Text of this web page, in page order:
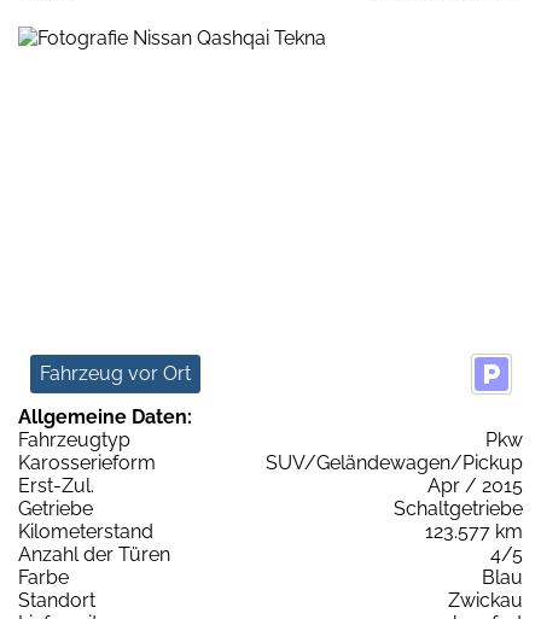
Fahrzeug vor Ort
Allgemeine Daten:
Fahrzeugtyp
Pkw
Karosserieform
SUV/Geländewagen/Pickup
Erst-Zul.
Apr / 2015
Getriebe
Schaltgetriebe
Kilometerstand
123.577 km
Anzahl der Türen
4/5
Farbe
Blau
Standort
Zwickau